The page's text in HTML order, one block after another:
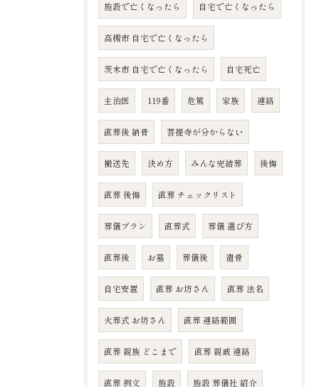
施設で亡くなったら 自宅で亡くなったら
高槻市 自宅で亡くなったら
茨木市 自宅で亡くなったら 自宅死亡
主治医 119番 危篤 家族 連絡
直葬後 納骨 菩提寺が分からない
搬送先 決め方 みんな完結葬 後悔
直葬 後悔 直葬 チェックリスト
葬儀プラン 直葬式 葬儀 選び方
直葬後 お墓 葬儀後 遺骨
自宅安置 直葬 お坊さん 直葬 法名
火葬式 お坊さん 直葬 連絡範囲
直葬 親族 どこまで 直葬 親戚 連絡
直葬 例文 施設 施設 葬儀社 紹介